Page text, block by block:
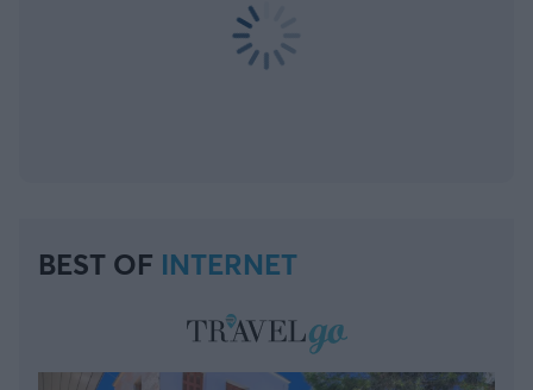
BEST OF INTERNET